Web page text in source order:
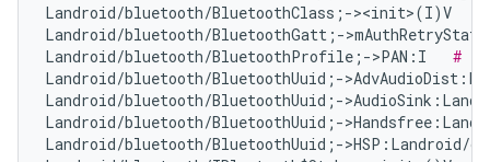
Landroid/bluetooth/BluetoothClass;-><init>(I)V
Landroid/bluetooth/BluetoothGatt;-
Landroid/bluetooth/BluetoothProfile;->PAN:I #
Landroid/bluetooth/BluetoothUuid;-
Landroid/bluetooth/BluetoothUuid;-
Landroid/bluetooth/BluetoothUuid;-
Landroid/bluetooth/BluetoothUuid;-